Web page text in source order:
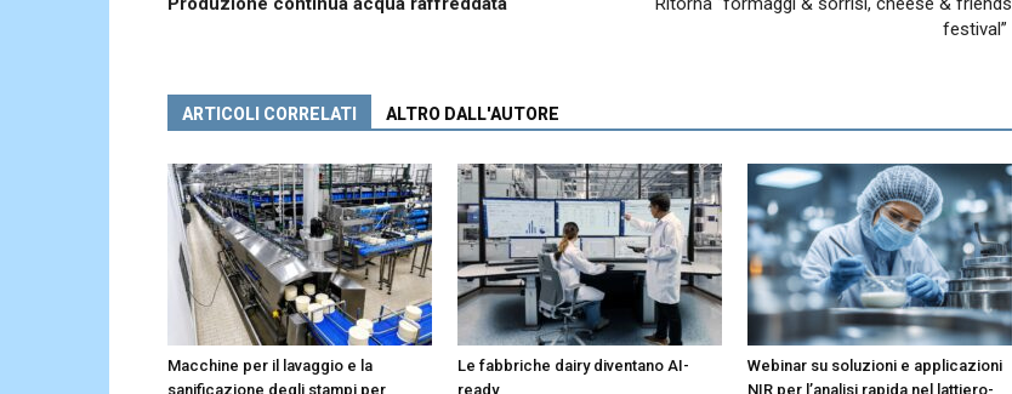
festival”
ARTICOLI CORRELATI ALTRO DALL'AUTORE
Macchine per il lavaggio e la
sanificazione degli stampi per
Le fabbriche dairy diventano AI-
ready
Webinar su soluzioni e applicazioni
NIR per l’analisi rapida nel lattiero-